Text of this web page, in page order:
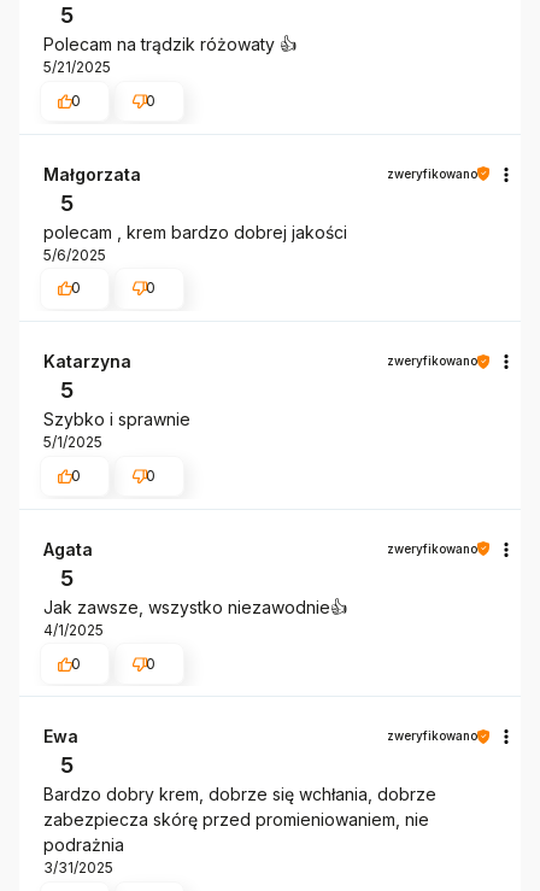
5
Polecam na trądzik różowaty 👍️
5/21/2025
0
0
Małgorzata zweryfikowano
5
polecam , krem bardzo dobrej jakości
5/6/2025
0
0
Katarzyna zweryfikowano
5
Szybko i sprawnie
5/1/2025
0
0
Agata zweryfikowano
5
Jak zawsze, wszystko niezawodnie👍️
4/1/2025
0
0
Ewa zweryfikowano
5
Bardzo dobry krem, dobrze się wchłania, dobrze
zabezpiecza skórę przed promieniowaniem, nie
podrażnia
3/31/2025